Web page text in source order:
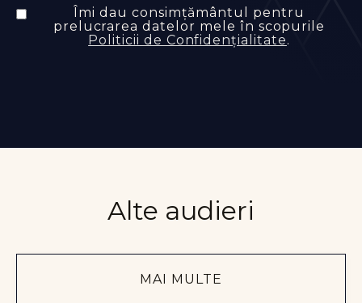
Îmi dau consimțământul pentru
prelucrarea datelor mele în scopurile
Politicii de Confidențialitate.
Alte audieri
MAI MULTE